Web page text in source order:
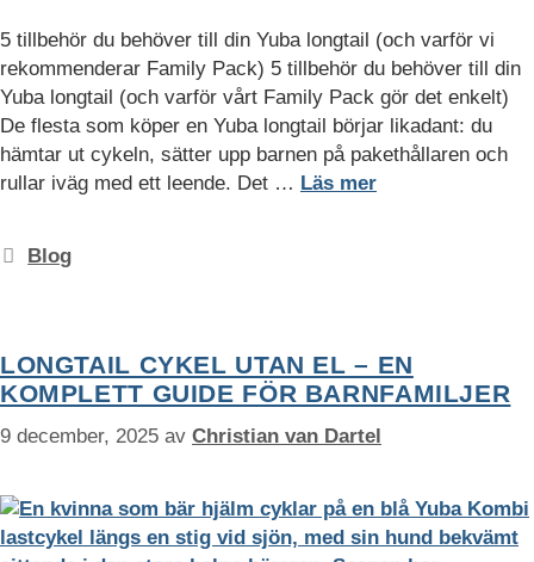
5 tillbehör du behöver till din Yuba longtail (och varför vi
rekommenderar Family Pack) 5 tillbehör du behöver till din
Yuba longtail (och varför vårt Family Pack gör det enkelt)
De flesta som köper en Yuba longtail börjar likadant: du
hämtar ut cykeln, sätter upp barnen på pakethållaren och
rullar iväg med ett leende. Det … Läs mer
Kategorier
Blog
LONGTAIL CYKEL UTAN EL – EN
KOMPLETT GUIDE FÖR BARNFAMILJER
9 december, 2025 av Christian van Dartel